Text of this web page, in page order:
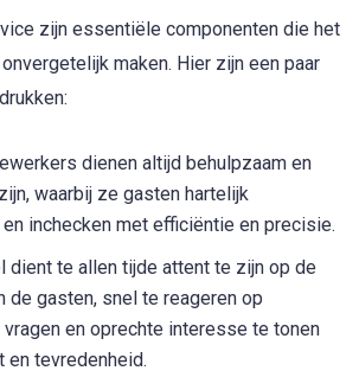
zijn essentiële componenten die het
maken. Hier zijn een paar
dienen altijd behulpzaam en
waarbij ze gasten hartelijk
inchecken met efficiëntie en precisie.
dient te allen tijde attent te zijn op de
de gasten, snel te reageren op
en oprechte interesse te tonen
en tevredenheid.